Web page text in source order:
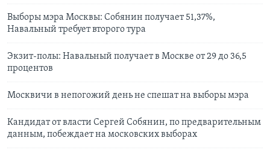
Выборы мэра Москвы: Собянин получает 51,37%,
Навальный требует второго тура
Экзит-полы: Навальный получает в Москве от 29 до 36,5
процентов
Москвичи в непогожий день не спешат на выборы мэра
Кандидат от власти Сергей Собянин, по предварительным
данным, побеждает на московских выборах